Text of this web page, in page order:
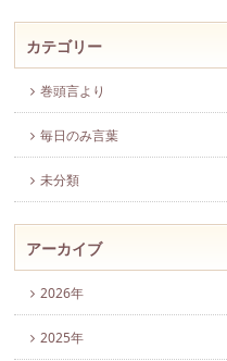
カテゴリー
巻頭言より
毎日のみ言葉
未分類
アーカイブ
2026年
2025年